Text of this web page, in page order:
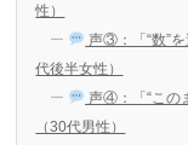
性）
声③：「“数”
代後半女性）
声④：「“この
（30代男性）